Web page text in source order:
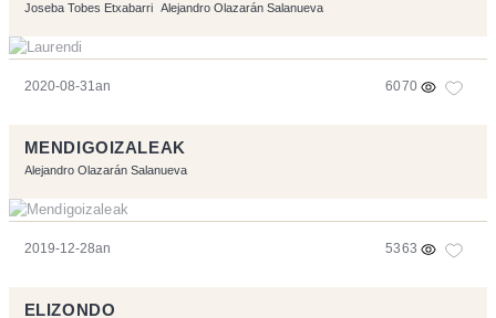
Joseba Tobes Etxabarri Alejandro Olazarán Salanueva
2020-08-31an 6070
MENDIGOIZALEAK
Alejandro Olazarán Salanueva
2019-12-28an 5363
ELIZONDO